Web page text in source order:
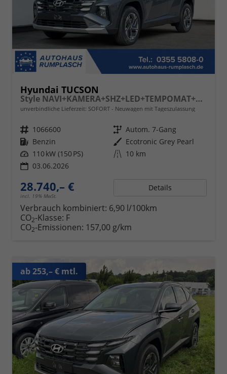
Hyundai TUCSON
Style NAVI+KAMERA+SHZ+LED+TEMPOMAT+17" ALU+PDC
unverbindliche Lieferzeit: SOFORT Neuwagen mit Tageszulassung
Fahrzeugnr. 1066600 Getriebe Autom. 7-Gang
Kraftstoff Benzin Außenfarbe Ecotronic Grey Pearl
Leistung 110 kW (150 PS) Kilometerstand 10 km
03.06.2026
28.740,– €
incl. 19% MwSt.
Details
Verbrauch kombiniert: 6,90 l/100km
CO2-Klasse: F
CO2-Emissionen: 157,00 g/km
ab 253,– € mtl.